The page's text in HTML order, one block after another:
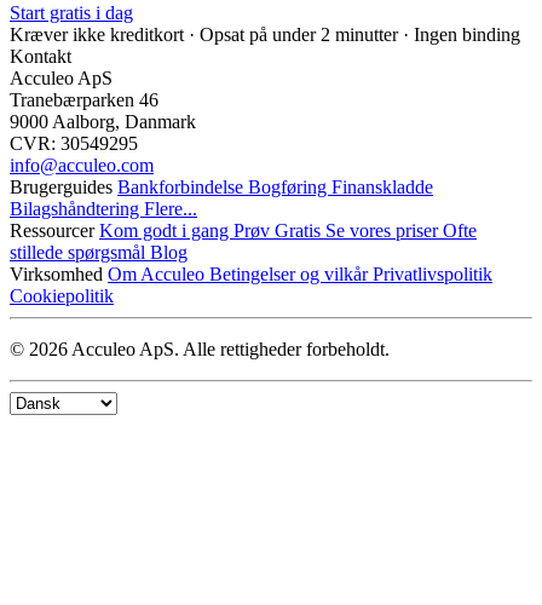
Start gratis i dag
Kræver ikke kreditkort · Opsat på under 2 minutter · Ingen binding
Kontakt
Acculeo ApS
Tranebærparken 46
9000 Aalborg, Danmark
CVR: 30549295
info@​acculeo.com
Brugerguides Bankforbindelse Bogføring Finanskladde
Bilagshåndtering Flere...
RessourcerKom godt i gang Prøv Gratis Se vores priserOfte
stillede spørgsmål Blog
Virksomhed Om Acculeo Betingelser og vilkårPrivatlivspolitik
Cookiepolitik
© 2026 Acculeo ApS. Alle rettigheder forbeholdt.